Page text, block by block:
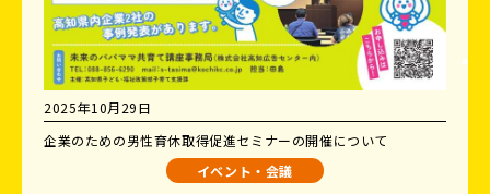
2025年10月29日
企業のための男性育休取得促進セミナーの開催について
イベント・会議